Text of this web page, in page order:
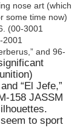
nose art (which
some time now)
(00-3001
2001
and 96-
“El Jefe,”
158 JASSM
to sport